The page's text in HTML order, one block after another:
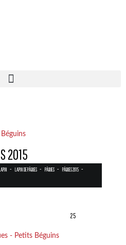
2015
- LAPIN DE PÂQUES - PÂQUES - PÂQUES 2015 -
25